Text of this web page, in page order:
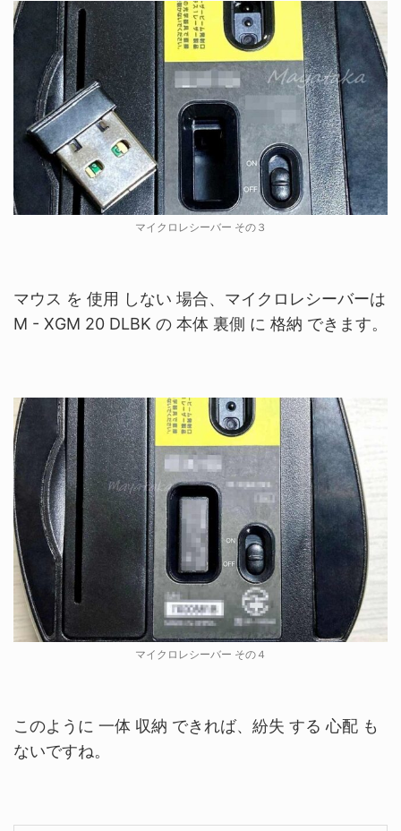
マイクロレシーバー その３
マウス を 使用 しない 場合、マイクロレシーバーは
M - XGM 20 DLBK の 本体 裏側 に 格納 できます。
マイクロレシーバー その４
このように 一体 収納 できれば、紛失 する 心配 も
ないですね。